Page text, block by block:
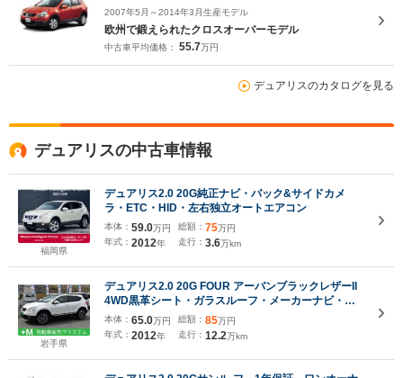
2007年5月～2014年3月生産モデル
欧州で鍛えられたクロスオーバーモデル
中古車平均価格： 55.7万円
デュアリスのカタログを見る
デュアリスの中古車情報
福岡県
デュアリス2.0 20G純正ナビ・バック&サイドカメ
ラ・ETC・HID・左右独立オートエアコン
本体： 59.0万円
年式： 2012年
総額： 75万円
走行： 3.6万km
岩手県
デュアリス2.0 20G FOUR アーバンブラックレザーII
4WD黒革シート・ガラスルーフ・メーカーナビ・フ
ルセグTV・バック&サイドカメラ・CD・DVD・
Bluetooth・シートヒーター・純正リモコンエンジン
スターター・ETC・HIDライト・純正18インチAW
本体： 65.0万円
年式： 2012年
総額： 85万円
走行： 12.2万km